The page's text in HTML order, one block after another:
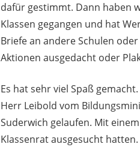
dafür gestimmt. Dann haben
Klassen gegangen und hat
Briefe an andere Schulen
Aktionen ausgedacht oder
Es hat sehr viel Spaß
Herr Leibold vom
Suderwich gelaufen. Mit
Klassenrat ausgesucht hatten.